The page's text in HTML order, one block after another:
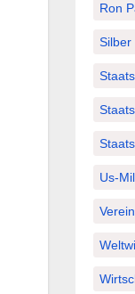
Ron
Silber
Us-